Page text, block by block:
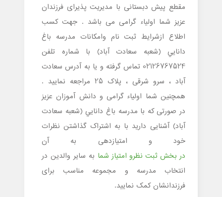
مقطع پیش دبستانی با مدیریت پذیرای فرزندان
عزیز شما اولیاء گرامی می باشد . جهت کسب
اطلاع ازشرایط ثبت نام وامکانات مدرسه باغ
دانايي (شعبه سعادت آباد) با شماره تلفن
02126767524 تماس گرفته و یا به آدرس سعادت
آباد ، سرو شرقی ، پلاک 25 مراجعه نمایید .
همچنین شما اولیاء گرامی و دانش آموزان عزیز
در صورتی که با مدرسه باغ دانايي (شعبه سعادت
آباد) آشنایی دارید با به اشتراک گذاشتن نظرات
خود و امتیازدهی به آن
در بخش ثبت نظرو امتیاز شما به سایر والدین در
انتخاب مدرسه و مجموعه مناسب برای
فرزندانشان کمک نمایید.